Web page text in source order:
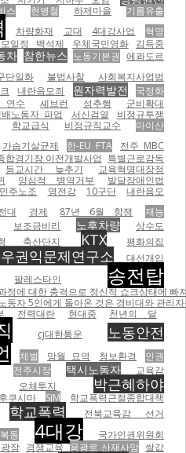
스 현병철 하제마을
기름유출
차량화재 교대 4대강사업
혁명
일정 백석제 우체국민영화
김득중
차 참한뉴스 노동기본권 에콰도르
단일화 불법사찰
사회복지사업법
내란음모죄 원자력발전
국정화
연수 셰브런 성추행
군비확대
노동자 파업 서신검열
비정규투쟁
학교급식 비정규직교수
마이산
가습기살균제 한-EU FTA
전주 MBC
합경기장 이전개발사업 특별근로감독
등교시간 늦추기
교육혁명대장정
양심적 병역거부
발달장애인법
민주노조 영전강 10구단
내란음모
대 경제 87년 6월 항쟁
재능
보조금비리 노후차량
상수도
축산단지 KTX
평화의집
권익문제연구소
대선개입
팔레스타인 송전탑
정에 대한 충격으로 정신적 쇼크상태에 빠
동자 5인에게 돌아온 것은 경비대와 관
전력대란 현대중 천년의 달
cj대한통운
노동안전
체벌 망월 묘역 청보환경
인권
전주시장 택시노동자 교육감
오체투지 박근혜하야
쿠시마 SJM
학교폭력근절종합대책
학교폭력 전북교육감 선거
동 4대강
국가인권위원회
장 경쟁교육 용광로 산재사망 쌀값